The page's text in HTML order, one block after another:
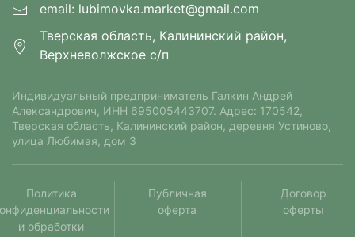
email: lubimovka.market@gmail.com
Тверская область, Калининский район,
Верхневолжское с/п
Индивидуальный предприниматель Галкин Андрей
Александрович⁠, ИНН 695005443707. Адрес: 170542,
Тверская область, Калининский район, деревня Устиново,
улица Любимая, дом 3
Политика
и обработки
Публичная
оферта
Договор
оферты